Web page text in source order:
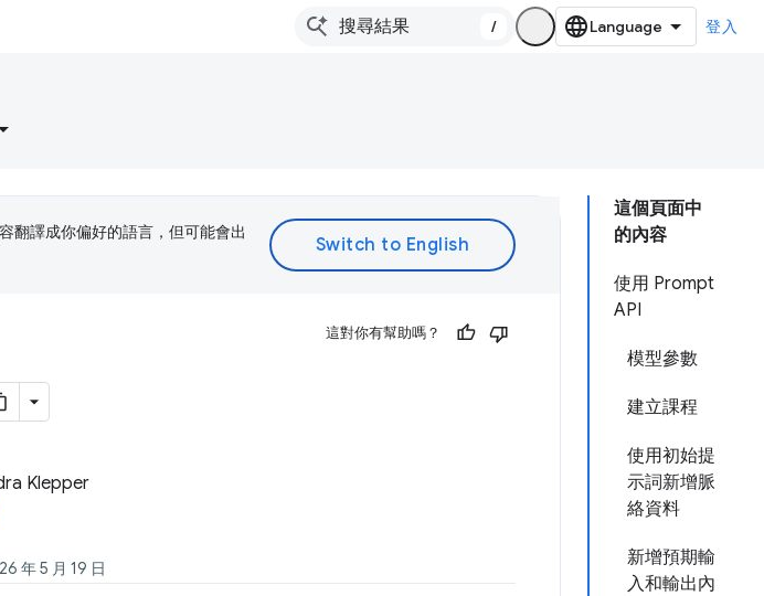
/ 登入
這個頁面中
的內容
使用 Prompt
API
模型參數
建立課程
使用初始提
示詞新增脈
絡資料
新增預期輸
入和輸出內
翻譯成你偏好的語言，但可能會出
這對你有幫助嗎？
Klepper
年 5 月 19 日